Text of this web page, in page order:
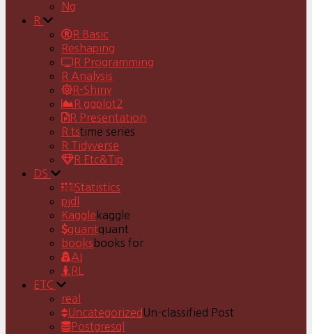
Ng
R
R Basic
Reshaping
R Programming
R Analysis
R-Shiny
R ggplot2
R Presentation
R tstime series
R Tidyverse
R Etc&Tip
DS
Statistics
pjdl
Kaggle kaggle
quantquant
books books for
AI
RL
ETC
real
Uncategorized Un-classified Post
Postgresql